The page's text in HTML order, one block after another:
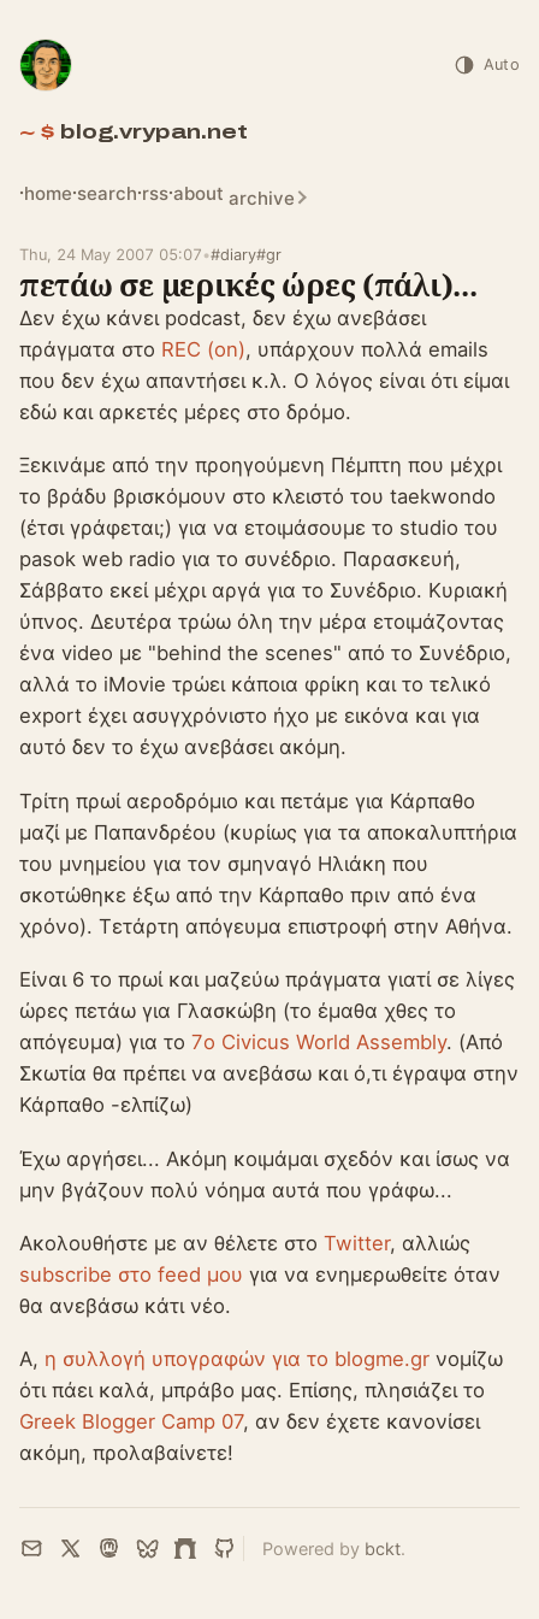
blog.vrypan.net
home search rss about archive
Auto
Thu, 24 May 2007 05:07 •#diary#gr
πετάω σε μερικές ώρες (πάλι)...
Δεν έχω κάνει podcast, δεν έχω ανεβάσει
πράγματα στο REC (on), υπάρχουν πολλά emails
που δεν έχω απαντήσει κ.λ. Ο λόγος είναι ότι είμαι
εδώ και αρκετές μέρες στο δρόμο.
Ξεκινάμε από την προηγούμενη Πέμπτη που μέχρι
το βράδυ βρισκόμουν στο κλειστό του taekwondo
(έτσι γράφεται;) για να ετοιμάσουμε το studio του
pasok web radio για το συνέδριο. Παρασκευή,
Σάββατο εκεί μέχρι αργά για το Συνέδριο. Κυριακή
ύπνος. Δευτέρα τρώω όλη την μέρα ετοιμάζοντας
ένα video με "behind the scenes" από το Συνέδριο,
αλλά το iMovie τρώει κάποια φρίκη και το τελικό
export έχει ασυγχρόνιστο ήχο με εικόνα και για
αυτό δεν το έχω ανεβάσει ακόμη.
Τρίτη πρωί αεροδρόμιο και πετάμε για Κάρπαθο
μαζί με Παπανδρέου (κυρίως για τα αποκαλυπτήρια
του μνημείου για τον σμηναγό Ηλιάκη που
σκοτώθηκε έξω από την Κάρπαθο πριν από ένα
χρόνο). Τετάρτη απόγευμα επιστροφή στην Αθήνα.
Είναι 6 το πρωί και μαζεύω πράγματα γιατί σε λίγες
ώρες πετάω για Γλασκώβη (το έμαθα χθες το
απόγευμα) για το 7o Civicus World Assembly. (Από
Σκωτία θα πρέπει να ανεβάσω και ό,τι έγραψα στην
Κάρπαθο -ελπίζω)
Έχω αργήσει... Ακόμη κοιμάμαι σχεδόν και ίσως να
μην βγάζουν πολύ νόημα αυτά που γράφω...
Ακολουθήστε με αν θέλετε στο Twitter, αλλιώς
subscribe στο feed μου για να ενημερωθείτε όταν
θα ανεβάσω κάτι νέο.
Α, η συλλογή υπογραφών για το blogme.gr νομίζω
ότι πάει καλά, μπράβο μας. Επίσης, πλησιάζει το
Greek Blogger Camp 07, αν δεν έχετε κανονίσει
ακόμη, προλαβαίνετε!
Email
X Mastodon
BlueskyFarcaster
GitHub
Powered by bckt.